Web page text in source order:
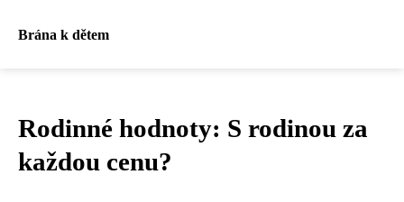
Brána k dětem
Rodinné hodnoty: S rodinou za
každou cenu?